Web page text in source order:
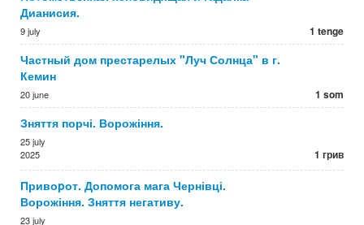
Дианисия.
9 july 1 tenge
Частный дом престарелых "Луч Солнца" в г.
Кемин
20 june 1 som
Зняття порчі. Ворожіння.
25 july
2025
1 грив
Привоpот. Допомога мага Чернівці.
Ворожіння. Зняття негативу.
23 july